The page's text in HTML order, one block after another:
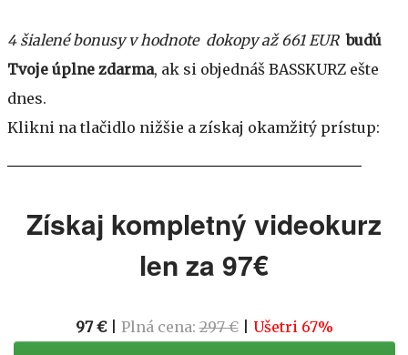
4 šialené bonusy v hodnote dokopy až 661 EUR budú
Tvoje úplne zdarma, ak si objednáš BASSKURZ ešte
dnes.
Klikni na tlačidlo nižšie a získaj okamžitý prístup:
Získaj kompletný videokurz
len za 97€
97 €| Plná cena:297 €| Ušetri 67%